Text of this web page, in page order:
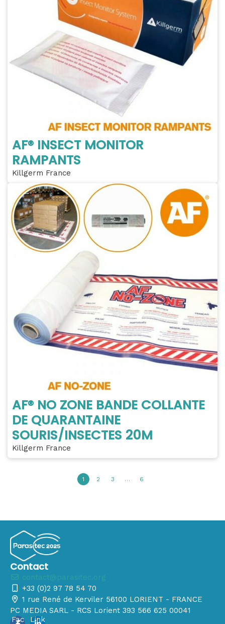
AF® INSECT MONITOR
RAMPANTS
Killgerm France
AF® NO ZONE BANDE COLLANTE
DE QUARANTAINE
SOURIS/INSECTES 20M
Killgerm France
1 2 3 … 6
Contact
+33 (0)2 97 78 54 70
1 rue René de Kerviler 56100 LORIENT - FRANCE
PC MEDIA SARL - RCS Lorient 393 566 625 00041
Fac
Link